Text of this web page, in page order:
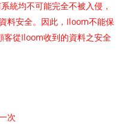
統均不可能完全不被入侵，
料安全。因此， Iloom不能保
客從Iloom收到的資料之安全
次